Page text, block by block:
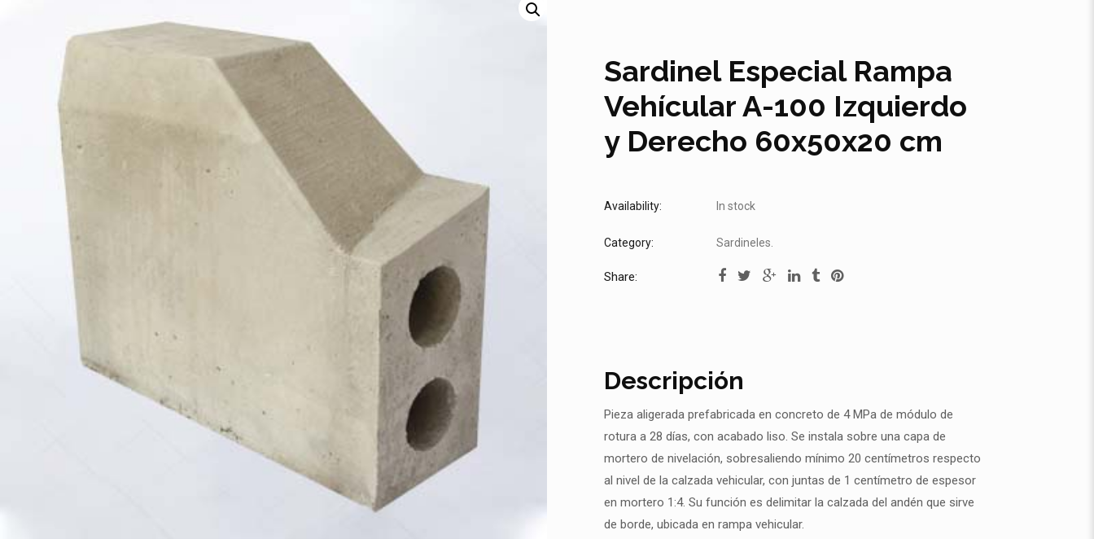
Sardinel Especial Rampa
Vehícular A-100 Izquierdo
y Derecho 60x50x20 cm
Availability: In stock
Category: Sardineles
Share:
Descripción
Pieza aligerada prefabricada en concreto de 4 MPa de módulo de
rotura a 28 días, con acabado liso. Se instala sobre una capa de
mortero de nivelación, sobresaliendo mínimo 20 centímetros respecto
al nivel de la calzada vehicular, con juntas de 1 centímetro de espesor
en mortero 1:4. Su función es delimitar la calzada del andén que sirve
de borde, ubicada en rampa vehicular.